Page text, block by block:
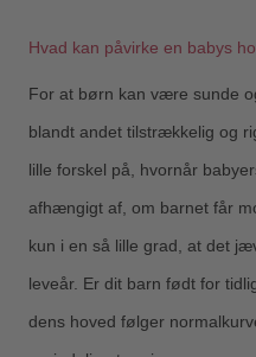
Hvad kan påvirke en babys
For at børn kan være sunde
blandt andet tilstrækkelig og
lille forskel på, hvornår
afhængigt af, om barnet får
kun i en så lille grad, at det
leveår. Er dit barn født for
dens hoved følger